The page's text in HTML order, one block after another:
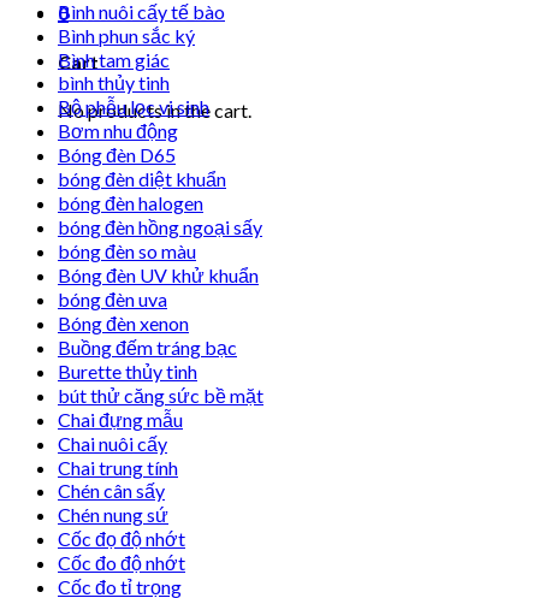
0
Cart
No products in the cart.
Bình nuôi cấy tế bào
Bình phun sắc ký
Bình tam giác
bình thủy tinh
Bộ phễu lọc vi sinh
Bơm nhu động
Bóng đèn D65
bóng đèn diệt khuẩn
bóng đèn halogen
bóng đèn hồng ngoại sấy
bóng đèn so màu
Bóng đèn UV khử khuẩn
bóng đèn uva
Bóng đèn xenon
Buồng đếm tráng bạc
Burette thủy tinh
bút thử căng sức bề mặt
Chai đựng mẫu
Chai nuôi cấy
Chai trung tính
Chén cân sấy
Chén nung sứ
Cốc đọ độ nhớt
Cốc đo độ nhớt
Cốc đo tỉ trọng